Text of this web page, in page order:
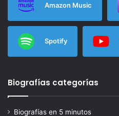
Amazon Music
Spotify
Biografías categorías
Biografías en 5 minutos